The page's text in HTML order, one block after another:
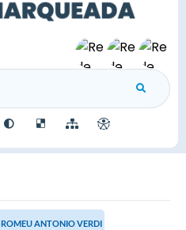
ROMEU ANTONIO VERDI